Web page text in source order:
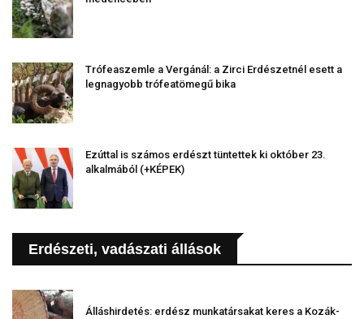
Trófeaszemle a Vergánál: a Zirci Erdészetnél esett a
legnagyobb trófeatömegű bika
Ezúttal is számos erdészt tüntettek ki október 23.
alkalmából (+KÉPEK)
Erdészeti, vadászati állások
Álláshirdetés: erdész munkatársakat keres a Kozák-